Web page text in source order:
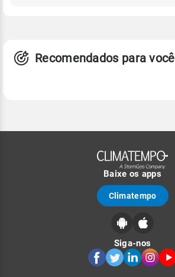
Recomendados para você
Baixe os apps
Climatempo
Siga-nos